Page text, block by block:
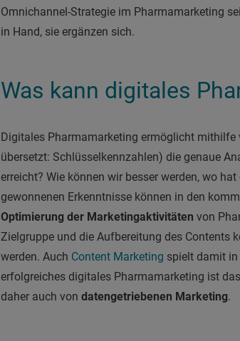
Omnichannel-Strategie im Pharmamarketing
in Hand, sie ergänzen sich.
Was kann digitales
Digitales Pharmamarketing ermöglicht mithilfe
übersetzt: Schlüsselkennzahlen) die genaue
erreicht? Wie können wir besser werden, wo
gewonnenen Erkenntnisse können in den
Optimierung der Marketingaktivitäten von
Zielgruppe und die Aufbereitung des Contents
werden. Auch Content Marketing spielt damit
erfolgreiches digitales Pharmamarketing ist
daher auch von datengetriebenen Marketing.